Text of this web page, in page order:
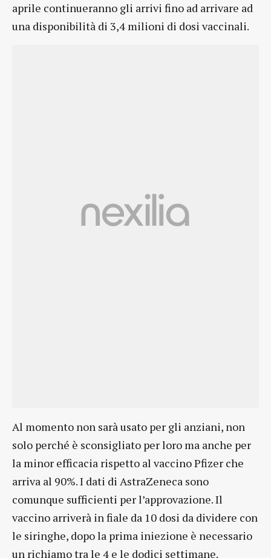
aprile continueranno gli arrivi fino ad arrivare ad
una disponibilità di 3,4 milioni di dosi vaccinali.
Al momento non sarà usato per gli anziani, non
solo perché è sconsigliato per loro ma anche per
la minor efficacia rispetto al vaccino Pfizer che
arriva al 90%. I dati di AstraZeneca sono
comunque sufficienti per l’approvazione. Il
vaccino arriverà in fiale da 10 dosi da dividere con
le siringhe, dopo la prima iniezione è necessario
un richiamo tra le 4 e le dodici settimane.